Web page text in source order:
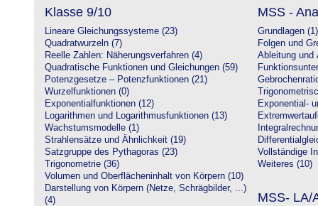
Klasse 9/10
Lineare Gleichungssysteme (23)
Quadratwurzeln (7)
Reelle Zahlen: Näherungsverfahren (4)
Quadratische Funktionen und Gleichungen (59)
Potenzgesetze – Potenzfunktionen (21)
Wurzelfunktionen (0)
Exponentialfunktionen (12)
Logarithmen und Logarithmusfunktionen (13)
Wachstumsmodelle (1)
Strahlensätze und Ähnlichkeit (19)
Satzgruppe des Pythagoras (23)
Trigonometrie (36)
Volumen und Oberflächeninhalt von Körpern (10)
Darstellung von Körpern (Netze, Schrägbilder, ...)
(4)
MSS -
Grundlagen (1)
Folgen und
Ableitung und
Exponential-
Vollständige
Weiteres (10)
MSS- LA/